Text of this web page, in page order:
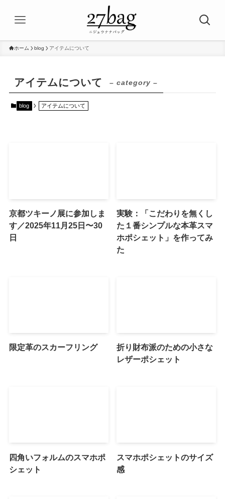
ホーム blog アイテムについて
アイテムについて – category –
blog アイテムについて
京都ツキーノ展に参加しま
す／2025年11月25日〜30
日
実験：「こだわりを無くし
た１番シンプルな本革スマ
ホポシェット」を作ってみ
た
限定革のスカーフリング
折り財布派のための小さな
レザーポシェット
四角いフォルムのスマホポ
シェット
スマホポシェットのサイズ
感